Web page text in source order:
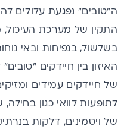
ה"טובים" נפגעת עלולים
התקין של מערכת
בשלשול, בנפיחות ובאי
האיזון בין חיידקים
של חיידקים עמידים
לתופעות לוואי כגון
של ויטמינים, דלקות